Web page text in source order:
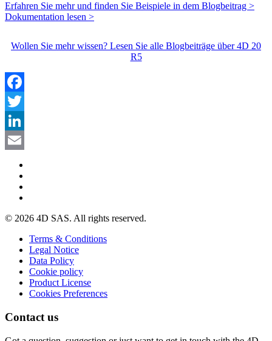
Erfahren Sie mehr und finden Sie Beispiele in dem Blogbeitrag >
Dokumentation lesen >
Wollen Sie mehr wissen? Lesen Sie alle Blogbeiträge über 4D 20
R5
Facebook
Twitter
LinkedIn
© 2026 4D SAS. All rights reserved.
Terms & Conditions
Legal Notice
Data Policy
Cookie policy
Product License
Cookies Preferences
Contact us